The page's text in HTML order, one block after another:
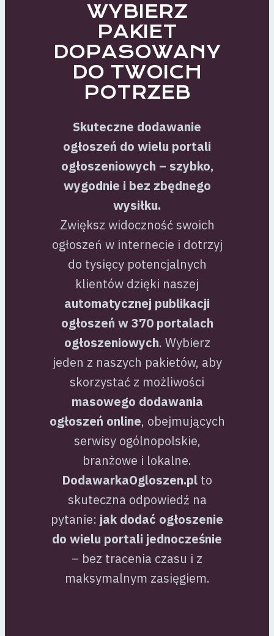
WYBIERZ
PAKIET
DOPASOWANY
DO TWOICH
POTRZEB
Skuteczne dodawanie
ogłoszeń do wielu portali
ogłoszeniowych – szybko,
wygodnie i bez zbędnego
wysiłku.
Zwiększ widoczność swoich
ogłoszeń w internecie i dotrzyj
do tysięcy potencjalnych
klientów dzięki naszej
automatycznej publikacji
ogłoszeń w 370 portalach
ogłoszeniowych. Wybierz
jeden z naszych pakietów, aby
skorzystać z możliwości
masowego dodawania
ogłoszeń online, obejmujących
serwisy ogólnopolskie,
branżowe i lokalne.
DodawarkaOgloszen.pl to
skuteczna odpowiedź na
pytanie: jak dodać ogłoszenie
do wielu portali jednocześnie
– bez tracenia czasu i z
maksymalnym zasięgiem.